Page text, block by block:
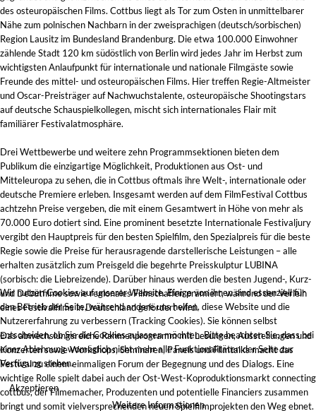
des osteuropäischen Films. Cottbus liegt als Tor zum Osten in unmittelbarer
Nähe zum polnischen Nachbarn in der zweisprachigen (deutsch/sorbischen)
Region Lausitz im Bundesland Brandenburg. Die etwa 100.000 Einwohner
zählende Stadt 120 km südöstlich von Berlin wird jedes Jahr im Herbst zum
wichtigsten Anlaufpunkt für internationale und nationale Filmgäste sowie
Freunde des mittel- und osteuropäischen Films. Hier treffen Regie-Altmeister
und Oscar-Preisträger auf Nachwuchstalente, osteuropäische Shootingstars
auf deutsche Schauspielkollegen, mischt sich internationales Flair mit
familiärer Festivalatmosphäre.
Drei Wettbewerbe und weitere zehn Programmsektionen bieten dem
Publikum die einzigartige Möglichkeit, Produktionen aus Ost- und
Mitteleuropa zu sehen, die in Cottbus oftmals ihre Welt-, internationale oder
deutsche Premiere erleben. Insgesamt werden auf dem FilmFestival Cottbus
achtzehn Preise vergeben, die mit einem Gesamtwert in Höhe von mehr als
70.000 Euro dotiert sind. Eine prominent besetzte Internationale Festivaljury
vergibt den Hauptpreis für den besten Spielfilm, den Spezialpreis für die beste
Regie sowie die Preise für herausragende darstellerische Leistungen – alle
erhalten zusätzlich zum Preisgeld die begehrte Preisskulptur LUBINA
(sorbisch: die Liebreizende). Darüber hinaus werden die besten Jugend-, Kurz-
und Debütfilme sowie regionales Filmschaffen prämiert, während der Verleih
eines Festivalfilms in Deutschland gefördert wird.
Das abwechslungsreiche Rahmenprogramm mit Lesungen, Ausstellungen und
Konzerten sowie Workshops, Seminaren, Panels und Filmtalks macht das
Festival zu einem einmaligen Forum der Begegnung und des Dialogs. Eine
wichtige Rolle spielt dabei auch der Ost-West-Koproduktionsmarkt connecting
cottbus, der Filmemacher, Produzenten und potentielle Financiers zusammen
bringt und somit vielversprechenden neuen Spielfilmprojekten den Weg ebnet.
Wir nutzen Cookies auf unserer Website. Einige von ihnen sind essenziell für
den Betrieb der Seite, während andere uns helfen, diese Website und die
Nutzererfahrung zu verbessern (Tracking Cookies). Sie können selbst
entscheiden, ob Sie die Cookies zulassen möchten. Bitte beachten Sie, dass bei
einer Ablehnung womöglich nicht mehr alle Funktionalitäten der Seite zur
Verfügung stehen.
Akzeptieren
Weitere Informationen